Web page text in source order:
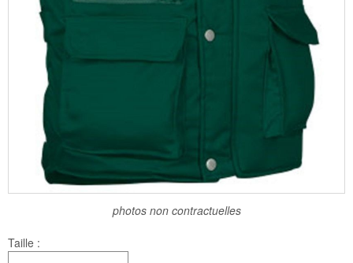
photos non contractuelles
Taille :